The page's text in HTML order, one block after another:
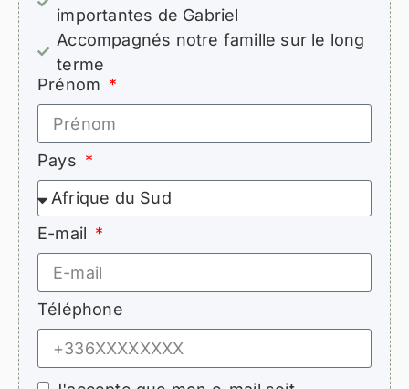
importantes de Gabriel
Accompagnés notre famille sur le long
terme
Prénom
Pays
E-mail
Téléphone